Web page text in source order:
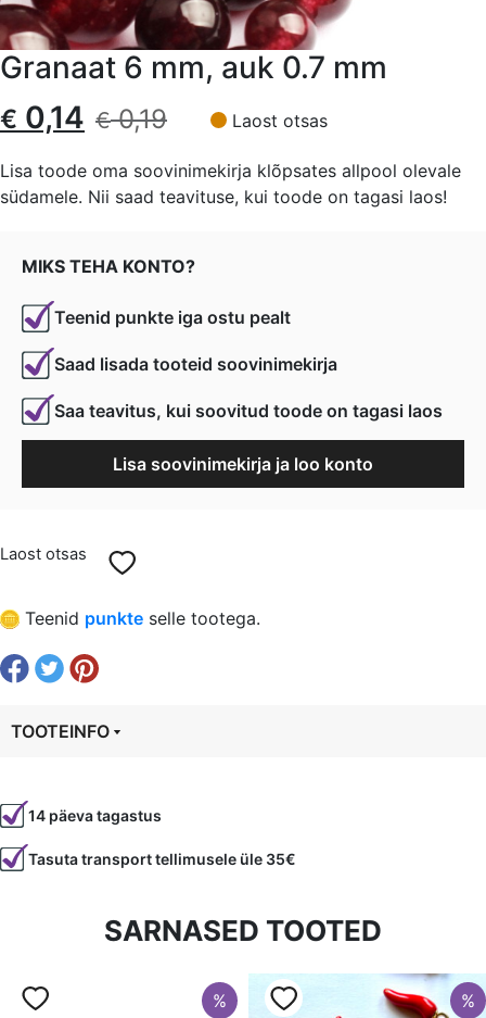
Granaat 6 mm, auk 0.7 mm
€0,19
Algne
hind
oli:
€ 0,19.
€ 0,14
Current
price
is:
€ 0,14.
Laost otsas
Lisa toode oma soovinimekirja klõpsates allpool olevale
südamele. Nii saad teavituse, kui toode on tagasi laos!
MIKS TEHA KONTO?
Teenid punkte iga ostu pealt
Saad lisada tooteid soovinimekirja
Saa teavitus, kui soovitud toode on tagasi laos
Lisa soovinimekirja ja loo konto
Laost otsas
Teenid punkte selle tootega.
TOOTEINFO
Värvus
Punane
Kuju
ümmargune
Granaat
14 päeva tagastus
Tasuta transport tellimusele üle 35€
SARNASED TOOTED
% %